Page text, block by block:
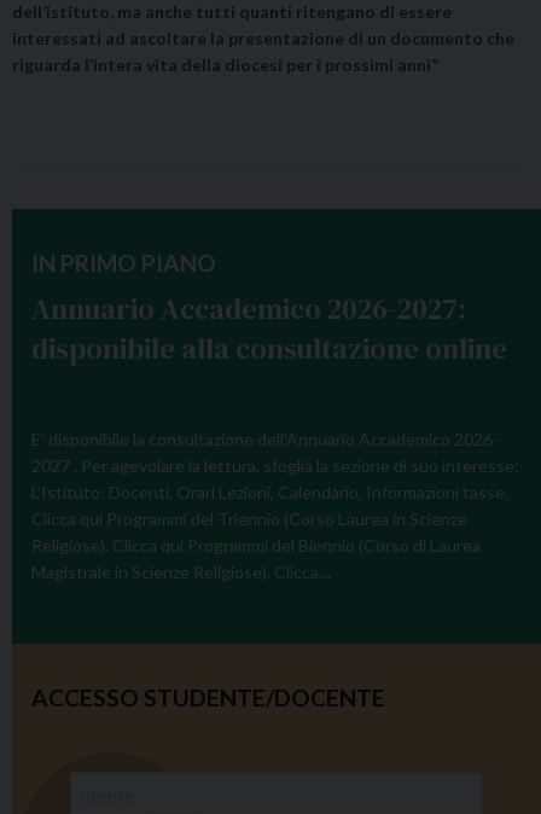
dell’istituto, ma anche tutti quanti ritengano di essere
interessati ad ascoltare la presentazione di un documento che
riguarda l’intera vita della diocesi per i prossimi anni”
IN PRIMO PIANO
Annuario Accademico 2026-2027:
disponibile alla consultazione online
E’ disponibile la consultazione dell’Annuario Accademico 2026-
2027 . Per agevolare la lettura, sfoglia la sezione di suo interesse:
L’Istituto: Docenti, Orari Lezioni, Calendario, Informazioni tasse.
Clicca qui Programmi del Triennio (Corso Laurea in Scienze
Religiose). Clicca qui Programmi del Biennio (Corso di Laurea
Magistrale in Scienze Religiose). Clicca…
ACCESSO STUDENTE/DOCENTE